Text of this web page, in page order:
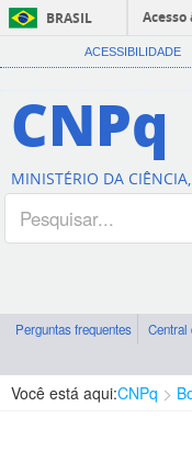
BRASIL
ACESSIBILIDADE
CNPq
MINISTÉRIO DA
Perguntas frequentes Central
Você está aqui:CNPq